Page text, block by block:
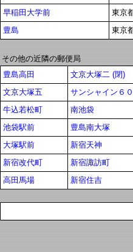
早稲田大学前
東京
豊島
東京
その他の近隣の郵便局
豊島高田
文京大塚二 (閉)
文京大塚五
サンシャイン６
牛込若松町
南池袋
池袋駅前
豊島南大塚
大塚駅前
新宿天神
新宿改代町
新宿諏訪町
高田馬場
新宿住吉